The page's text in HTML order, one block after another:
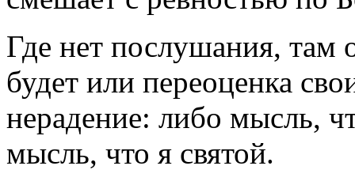
Где нет послушания, там
будет или переоценка
нерадение: либо мысль,
мысль, что я святой.